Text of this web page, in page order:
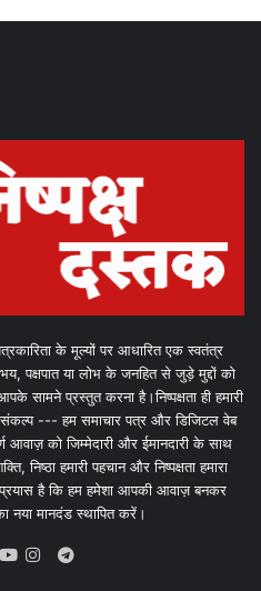
के मूल्यों पर आधारित एक स्वतंत्र
पक्षपात या लोभ के जनहित से जुड़े मुद्दों को
सामने प्रस्तुत करना है।निष्पक्षता ही हमारी
--- हम समाचार पत्र और डिजिटल वेब
आवाज़ को जिम्मेदारी और ईमानदारी के साथ
निष्ठा हमारी पहचान और निष्पक्षता हमारा
है कि हम हमेशा आपकी आवाज़ बनकर
नया मानदंड स्थापित करें।
X
Telegram